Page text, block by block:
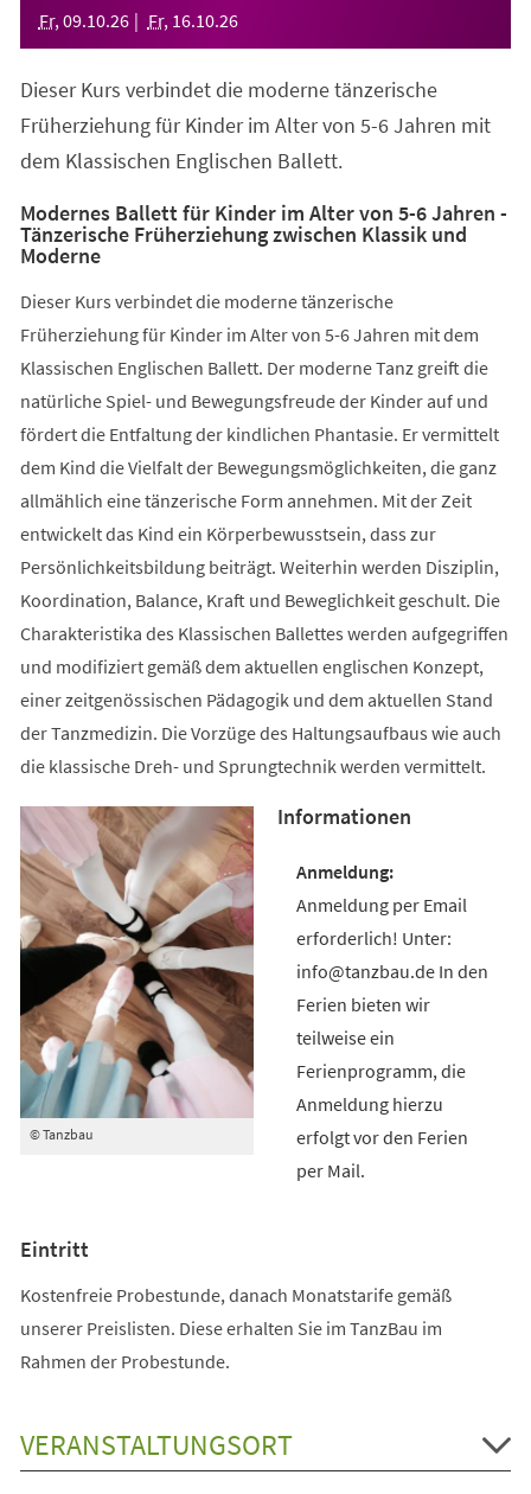
Fr, 09.10.26 Fr, 16.10.26
Dieser Kurs verbindet die moderne tänzerische
Früherziehung für Kinder im Alter von 5-6 Jahren mit
dem Klassischen Englischen Ballett.
Modernes Ballett für Kinder im Alter von 5-6 Jahren -
Tänzerische Früherziehung zwischen Klassik und
Moderne
Dieser Kurs verbindet die moderne tänzerische
Früherziehung für Kinder im Alter von 5-6 Jahren mit dem
Klassischen Englischen Ballett. Der moderne Tanz greift die
natürliche Spiel- und Bewegungsfreude der Kinder auf und
fördert die Entfaltung der kindlichen Phantasie. Er vermittelt
dem Kind die Vielfalt der Bewegungsmöglichkeiten, die ganz
allmählich eine tänzerische Form annehmen. Mit der Zeit
entwickelt das Kind ein Körperbewusstsein, dass zur
Persönlichkeitsbildung beiträgt. Weiterhin werden Disziplin,
Koordination, Balance, Kraft und Beweglichkeit geschult. Die
Charakteristika des Klassischen Ballettes werden aufgegriffen
und modifiziert gemäß dem aktuellen englischen Konzept,
einer zeitgenössischen Pädagogik und dem aktuellen Stand
der Tanzmedizin. Die Vorzüge des Haltungsaufbaus wie auch
die klassische Dreh- und Sprungtechnik werden vermittelt.
© Tanzbau
Informationen
Anmeldung per Email
erforderlich! Unter:
info@tanzbau.de In den
Ferien bieten wir
teilweise ein
Ferienprogramm, die
Anmeldung hierzu
erfolgt vor den Ferien
per Mail.
Eintritt
Kostenfreie Probestunde, danach Monatstarife gemäß
unserer Preislisten. Diese erhalten Sie im TanzBau im
Rahmen der Probestunde.
VERANSTALTUNGSORT